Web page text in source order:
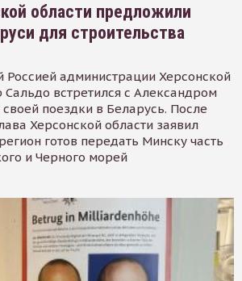
области предложили
для строительства
Россией администрации Херсонской
встретился с Александром
поездки в Беларусь. После
Херсонской области заявил
готов передать Минску часть
и Черного морей